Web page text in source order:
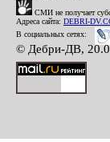
СМИ не получает
Адреса сайта: DEBRI-
В социальных сетях:
© Дебри-ДВ,